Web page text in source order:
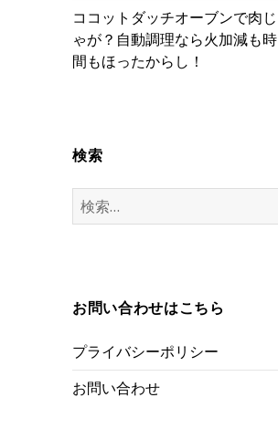
ココットダッチオーブンで肉じ
ゃが？自動調理なら火加減も時
間もほったからし！
検索
検
索:
お問い合わせはこちら
プライバシーポリシー
お問い合わせ